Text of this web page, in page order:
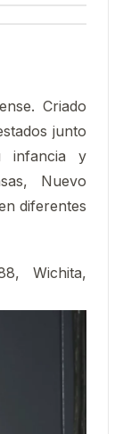
Criado
junto
y
Nuevo
diferentes
Wichita,